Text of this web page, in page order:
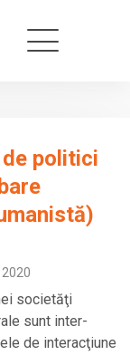
de politici
societăţi
sunt inter­
de interacţiune